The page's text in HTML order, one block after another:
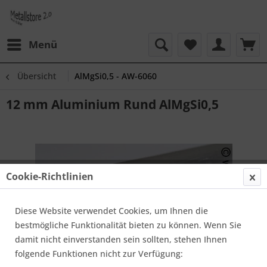
Menü
Übersicht AlMgSi0,5 - AW-6060
12 mm Aluminium Rund AlMgSi0,5
Cookie-Richtlinien
Diese Website verwendet Cookies, um Ihnen die
bestmögliche Funktionalität bieten zu können. Wenn Sie
damit nicht einverstanden sein sollten, stehen Ihnen
folgende Funktionen nicht zur Verfügung: